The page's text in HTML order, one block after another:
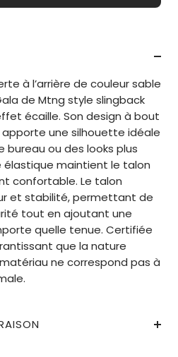
à l’arrière de couleur sable
de Mtng style slingback
écaille. Son design à bout
une silhouette idéale
bureau ou des looks plus
élastique maintient le talon
confortable. Le talon
et stabilité, permettant de
tout en ajoutant une
quelle tenue. Certifiée
que la nature
ne correspond pas à